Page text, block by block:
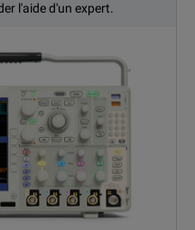
l'aide d'un expert.